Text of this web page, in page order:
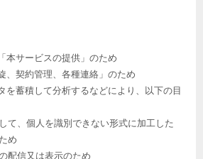
本サービスの提供」のため
、契約管理、各種連絡」のため
を蓄積して分析するなどにより、以下の目
て、個人を識別できない形式に加工した
め
配信又は表示のため